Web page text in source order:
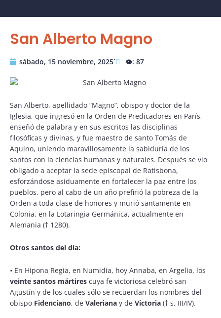
San Alberto Magno
sábado, 15 noviembre, 2025˙ 👁️: 87
San Alberto, apellidado “Magno”, obispo y doctor de la
Iglesia, que ingresó en la Orden de Predicadores en París,
enseñó de palabra y en sus escritos las disciplinas
filosóficas y divinas, y fue maestro de santo Tomás de
Aquino, uniendo maravillosamente la sabiduría de los
santos con la ciencias humanas y naturales. Después se vio
obligado a aceptar la sede episcopal de Ratisbona,
esforzándose asiduamente en fortalecer la paz entre los
pueblos, pero al cabo de un año prefirió la pobreza de la
Orden a toda clase de honores y murió santamente en
Colonia, en la Lotaringia Germánica, actualmente en
Alemania († 1280).
Otros santos del día:
• En Hipona Regia, en Numidia, hoy Annaba, en Argelia, los
veinte santos mártires cuya fe victoriosa celebró san
Agustín y de los cuales sólo se recuerdan los nombres del
obispo Fidenciano, de Valeriana y de Victoria († s. III/IV).